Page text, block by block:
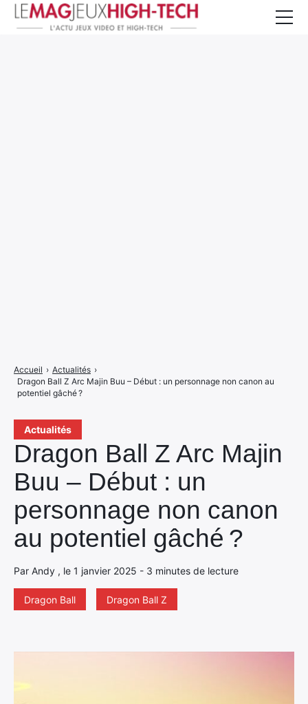
Actualités
Dragon Ball Z Arc Majin
Buu – Début : un
personnage non canon
au potentiel gâché ?
Par Andy , le 1 janvier 2025 - 3 minutes de lecture
Dragon Ball Dragon Ball Z
Accueil › Actualités ›
Dragon Ball Z Arc Majin Buu – Début : un personnage non canon au
potentiel gâché ?